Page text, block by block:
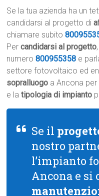
Se la tua azienda ha un
candidarsi al progetto di
chiamare subito
Percandidarsi al progetto
numero800955358 e
settore fotovoltaico ed
sopralluogo a Ancona per
e latipologia di impianto
Se il
nostro
l’impianto
Ancona e si